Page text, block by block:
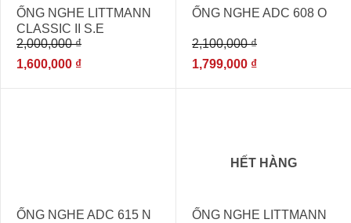
ỐNG NGHE LITTMANN
CLASSIC II S.E
2,000,000₫
1,600,000 ₫
ỐNG NGHE ADC 608 O
2,100,000₫
1,799,000 ₫
ỐNG NGHE ADC 615 N
HẾT HÀNG
ỐNG NGHE LITTMANN